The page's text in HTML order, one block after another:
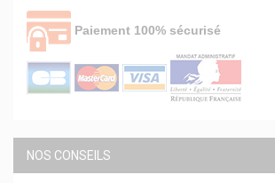
Paiement 100% sécurisé
NOS CONSEILS